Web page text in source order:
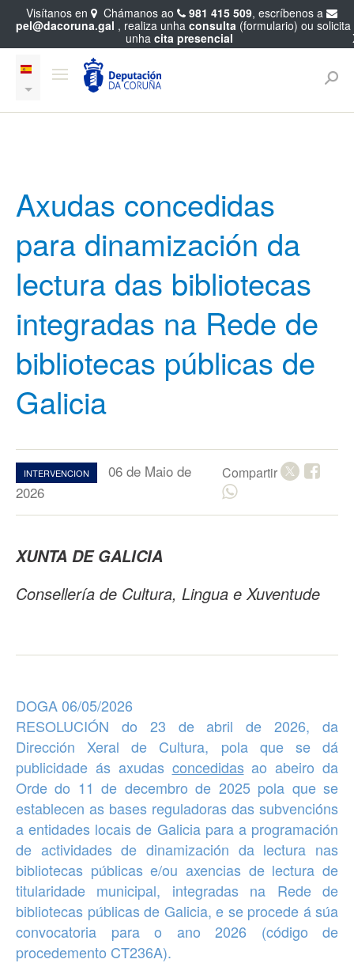
Axudas concedidas
para dinamización da
lectura das bibliotecas
integradas na Rede de
bibliotecas públicas de
Galicia
INTERVENCION
06 de Maio de
2026
Compartir
XUNTA DE GALICIA
Consellería de Cultura, Lingua e Xuventude
DOGA 06/05/2026
RESOLUCIÓN do 23 de abril de 2026, da
Dirección Xeral de Cultura, pola que se dá
publicidade ás axudas concedidasao abeiro da
Orde do 11 de decembro de 2025 pola que se
establecen as bases reguladoras das subvencións
a entidades locais de Galicia para a programación
de actividades de dinamización da lectura nas
bibliotecas públicas e/ou axencias de lectura de
titularidade municipal, integradas na Rede de
bibliotecas públicas de Galicia, e se procede á súa
convocatoria para o ano 2026 (código de
procedemento CT236A).
Visítanos en Chámanos ao 981 415 509, escríbenos a
pel@dacoruna.gal , realiza unha consulta(formulario) ou solicita
unha cita presencial